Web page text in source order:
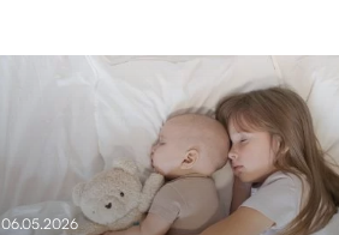
06.05.2026